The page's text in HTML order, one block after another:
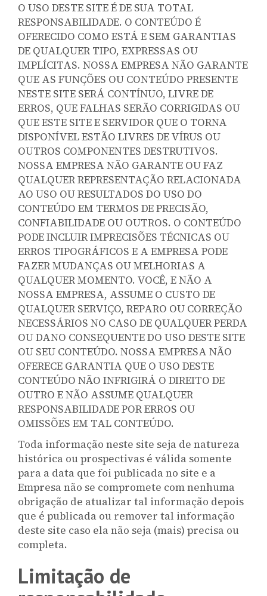
O USO DESTE SITE É DE SUA TOTAL
RESPONSABILIDADE. O CONTEÚDO É
OFERECIDO COMO ESTÁ E SEM GARANTIAS
DE QUALQUER TIPO, EXPRESSAS OU
IMPLÍCITAS. NOSSA EMPRESA NÃO GARANTE
QUE AS FUNÇÕES OU CONTEÚDO PRESENTE
NESTE SITE SERÁ CONTÍNUO, LIVRE DE
ERROS, QUE FALHAS SERÃO CORRIGIDAS OU
QUE ESTE SITE E SERVIDOR QUE O TORNA
DISPONÍVEL ESTÃO LIVRES DE VÍRUS OU
OUTROS COMPONENTES DESTRUTIVOS.
NOSSA EMPRESA NÃO GARANTE OU FAZ
QUALQUER REPRESENTAÇÃO RELACIONADA
AO USO OU RESULTADOS DO USO DO
CONTEÚDO EM TERMOS DE PRECISÃO,
CONFIABILIDADE OU OUTROS. O CONTEÚDO
PODE INCLUIR IMPRECISÕES TÉCNICAS OU
ERROS TIPOGRÁFICOS E A EMPRESA PODE
FAZER MUDANÇAS OU MELHORIAS A
QUALQUER MOMENTO. VOCÊ, E NÃO A
NOSSA EMPRESA, ASSUME O CUSTO DE
QUALQUER SERVIÇO, REPARO OU CORREÇÃO
NECESSÁRIOS NO CASO DE QUALQUER PERDA
OU DANO CONSEQUENTE DO USO DESTE SITE
OU SEU CONTEÚDO. NOSSA EMPRESA NÃO
OFERECE GARANTIA QUE O USO DESTE
CONTEÚDO NÃO INFRIGIRÁ O DIREITO DE
OUTRO E NÃO ASSUME QUALQUER
RESPONSABILIDADE POR ERROS OU
OMISSÕES EM TAL CONTEÚDO.
Toda informação neste site seja de natureza
histórica ou prospectivas é válida somente
para a data que foi publicada no site e a
Empresa não se compromete com nenhuma
obrigação de atualizar tal informação depois
que é publicada ou remover tal informação
deste site caso ela não seja (mais) precisa ou
completa.
Limitação de